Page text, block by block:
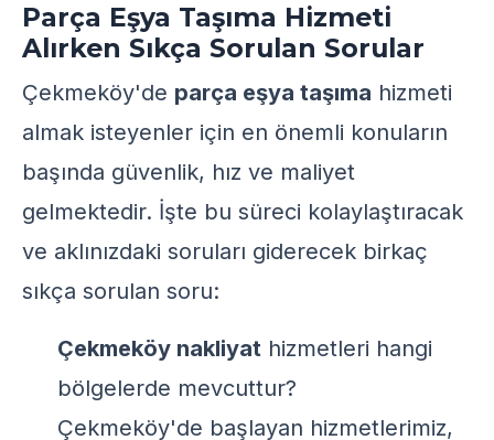
Parça Eşya Taşıma Hizmeti
Alırken Sıkça Sorulan Sorular
Çekmeköy'de parça eşya taşıma hizmeti
almak isteyenler için en önemli konuların
başında güvenlik, hız ve maliyet
gelmektedir. İşte bu süreci kolaylaştıracak
ve aklınızdaki soruları giderecek birkaç
sıkça sorulan soru:
Çekmeköy nakliyat hizmetleri hangi
bölgelerde mevcuttur?
Çekmeköy'de başlayan hizmetlerimiz,